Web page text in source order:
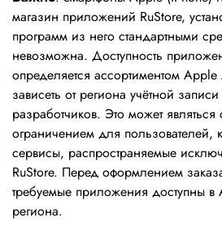
магазин приложений RuStore,
программ из него стандартными
невозможна. Доступность
определяется ассортиментом
зависеть от региона учётной
разработчиков. Это может
ограничением для
сервисы, распространяемые
RuStore. Перед оформлением
требуемые приложения доступны
региона.